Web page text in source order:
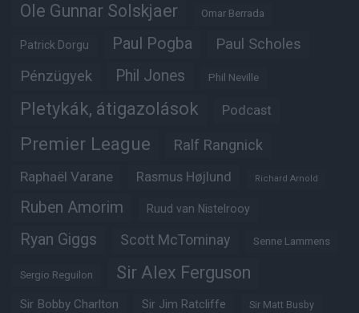
Ole Gunnar Solskjaer Omar Berrada
Patrick Dorgu Paul Pogba Paul Scholes
Pénzügyek Phil Jones Phil Neville
Pletykák, átigazolások Podcast
Premier League Ralf Rangnick
Raphaël Varane Rasmus Højlund Richard Arnold
Ruben Amorim Ruud van Nistelrooy
Ryan Giggs Scott McTominay Senne Lammens
Sergio Reguilon Sir Alex Ferguson
Sir Bobby Charlton Sir Jim Ratcliffe Sir Matt Busby